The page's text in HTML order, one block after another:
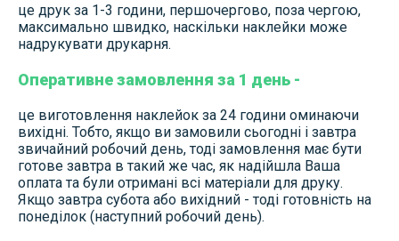
це друк за 1-3 години, першочергово, поза чергою,
максимально швидко, наскільки наклейки може
надрукувати друкарня.
Оперативне замовлення за 1 день -
це виготовлення наклейок за 24 години оминаючи
вихідні. Тобто, якщо ви замовили сьогодні і завтра
звичайний робочий день, тоді замовлення має бути
готове завтра в такий же час, як надійшла Ваша
оплата та були отримані всі матеріали для друку.
Якщо завтра субота або вихідний - тоді готовність на
понеділок (наступний робочий день).